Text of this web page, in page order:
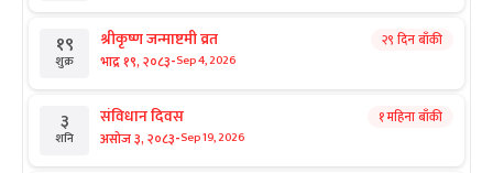
१९
शुक्र
श्रीकृष्ण जन्माष्टमी व्रत
भाद्र १९, २०८३-Sep 4, 2026
२९ दिन बाँकी
३
शनि
संविधान दिवस
असोज ३, २०८३-Sep 19, 2026
१ महिना बाँकी